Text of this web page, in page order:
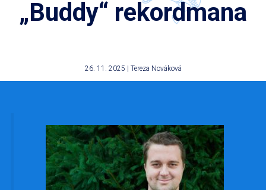
„Buddy“ rekordmana
26. 11. 2025 | Tereza Nováková